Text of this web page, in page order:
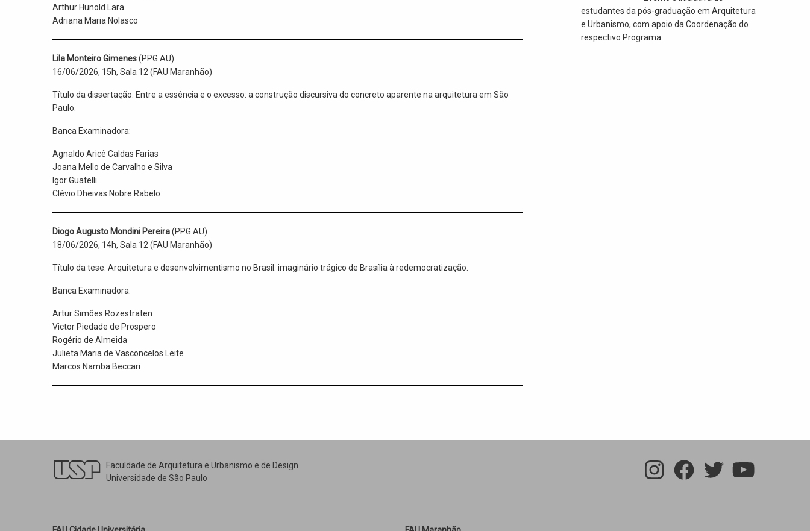
Arthur Hunold Lara
Adriana Maria Nolasco
Lila Monteiro Gimenes(PPG AU)
16/06/2026, 15h, Sala 12 (FAU Maranhão)
Título da dissertação: Entre a essência e o excesso: a construção discursiva do concreto aparente na arquitetura em São
Paulo.
Banca Examinadora:
Agnaldo Aricê Caldas Farias
Joana Mello de Carvalho e Silva
Igor Guatelli
Clévio Dheivas Nobre Rabelo
Diogo Augusto Mondini Pereira(PPG AU)
18/06/2026, 14h, Sala 12 (FAU Maranhão)
Título da tese: Arquitetura e desenvolvimentismo no Brasil: imaginário trágico de Brasília à redemocratização.
Banca Examinadora:
Artur Simões Rozestraten
Victor Piedade de Prospero
Rogério de Almeida
Julieta Maria de Vasconcelos Leite
Marcos Namba Beccari
estudantes da pós-graduação em Arquitetura
e Urbanismo, com apoio da Coordenação do
respectivo Programa
Faculdade de Arquitetura e Urbanismo e de Design
Universidade de São Paulo